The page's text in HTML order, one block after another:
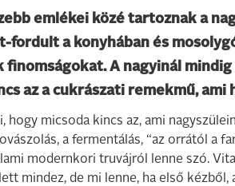
emlékei közé tartoznak a
fordult a konyhában és
A nagyinál
az a cukrászati remekmű,
hogy micsoda kincs az, ami
a fermentálás, “az orrától a
modernkori truvájról lenne szó.
mindez, de mi lenne, ha első